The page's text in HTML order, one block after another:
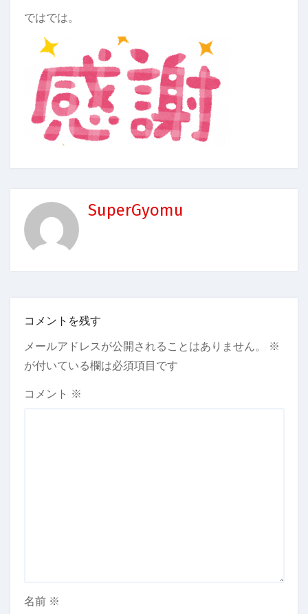
ではでは。
SuperGyomu
コメントを残す
メールアドレスが公開されることはありません。
※
が付いている欄は必須項目です
コメント ※
名前 ※